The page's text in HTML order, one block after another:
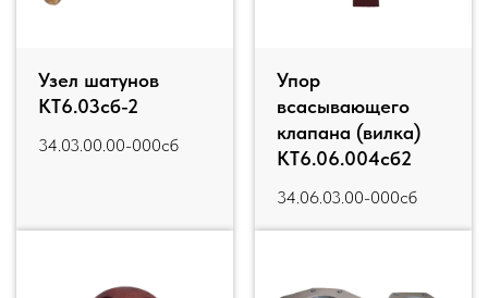
Узел шатунов
КТ6.03сб-2
34.03.00.00-000сб
Упор
всасывающего
клапана (вилка)
КТ6.06.004сб2
34.06.03.00-000сб